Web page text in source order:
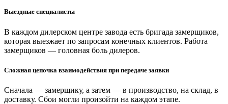
Выездные специалисты
В каждом дилерском центре завода есть бригада замерщиков,
которая выезжает по запросам конечных клиентов. Работа
замерщиков — головная боль дилеров.
Сложная цепочка взаимодействия при передаче заявки
Сначала — замерщику, а затем — в производство, на склад, в
доставку. Сбои могли произойти на каждом этапе.